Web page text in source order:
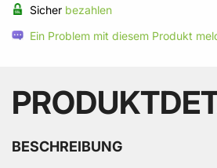
Sicher bezahlen
Ein Problem mit diesem Produkt
BESCHREIBUNG